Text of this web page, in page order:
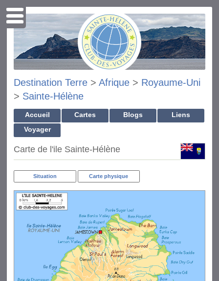
Destination Terre > Afrique > Royaume-Uni
> Sainte-Hélène
Accueil Cartes Blogs
Liens
Voyager
Carte de l'ile Sainte-Hélène
Situation Carte physique